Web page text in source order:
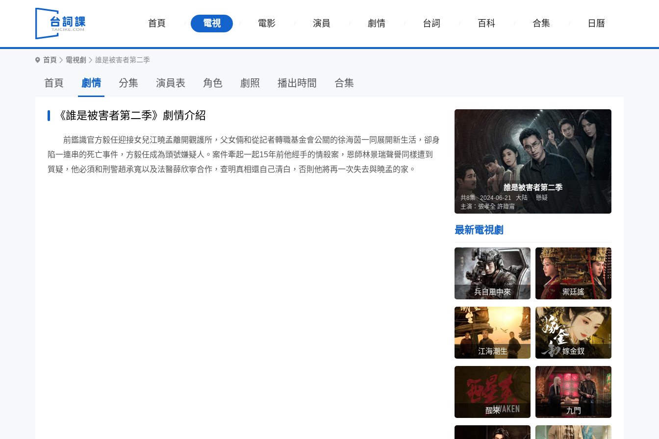
首頁 電視 電影 演員 劇情 台詞 百科 合集 日曆
首頁 電視劇 誰是被害者第二季
首頁 劇情 分集 演員表 角色 劇照 播出時間 合集
《誰是被害者第二季》劇情介紹
前鑑識官方毅任迎接女兒江曉孟離開觀護所，父女倆和從記者轉職基金會公關的徐海茵一同展開新生活，卻身
陷一連串的死亡事件，方毅任成為頭號嫌疑人。案件牽起一起15年前他經手的情殺案，恩師林景瑞聲譽同樣遭到
質疑，他必須和刑警趙承寬以及法醫薛欣寧合作，查明真相還自己清白，否則他將再一次失去與曉孟的家。
誰是被害者第二季
共8集 2024-06-21 大陆
懸疑
主演：張孝全 許瑋甯
最新電視劇
兵自風中來 禦廷謠
江海潮生 嫁金釵
醒來 九門